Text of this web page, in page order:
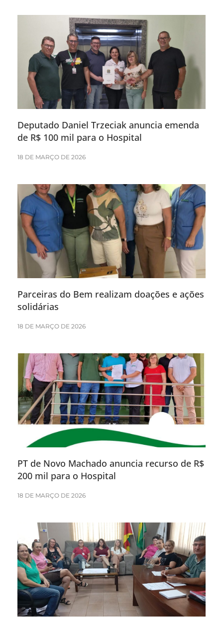
Deputado Daniel Trzeciak anuncia emenda
de R$ 100 mil para o Hospital
18 DE MARÇO DE 2026
Parceiras do Bem realizam doações e ações
solidárias
18 DE MARÇO DE 2026
PT de Novo Machado anuncia recurso de R$
200 mil para o Hospital
18 DE MARÇO DE 2026